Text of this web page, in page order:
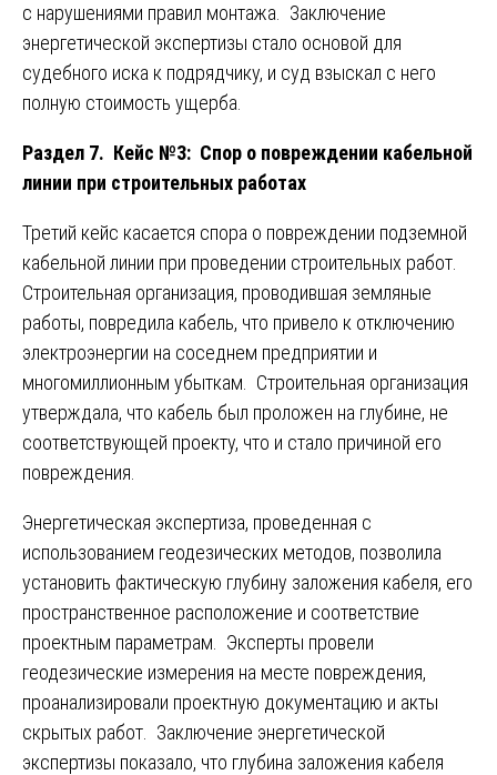
с нарушениями правил монтажа. Заключение
энергетической экспертизы стало основой для
судебного иска к подрядчику, и суд взыскал с него
полную стоимость ущерба.
Раздел 7. Кейс №3: Спор о повреждении кабельной
линии при строительных работах
Третий кейс касается спора о повреждении подземной
кабельной линии при проведении строительных работ.
Строительная организация, проводившая земляные
работы, повредила кабель, что привело к отключению
электроэнергии на соседнем предприятии и
многомиллионным убыткам. Строительная организация
утверждала, что кабель был проложен на глубине, не
соответствующей проекту, что и стало причиной его
повреждения.
Энергетическая экспертиза, проведенная с
использованием геодезических методов, позволила
установить фактическую глубину заложения кабеля, его
пространственное расположение и соответствие
проектным параметрам. Эксперты провели
геодезические измерения на месте повреждения,
проанализировали проектную документацию и акты
скрытых работ. Заключение энергетической
экспертизы показало, что глубина заложения кабеля